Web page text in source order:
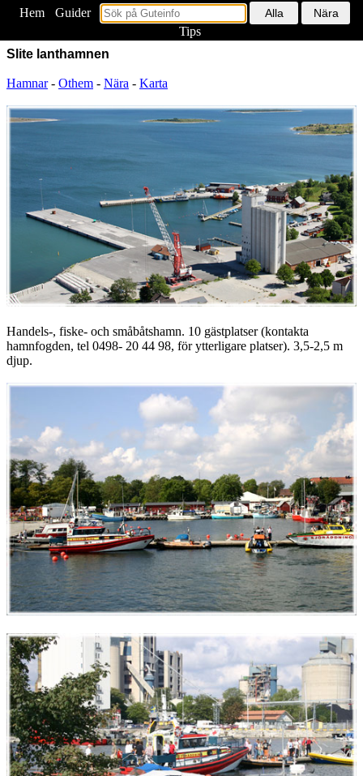
Hem
Guider
Tips
Slite lanthamnen
Hamnar- Othem - Nära - Karta
Handels-, fiske- och småbåtshamn. 10 gästplatser (kontakta
hamnfogden, tel 0498- 20 44 98, för ytterligare platser). 3,5-2,5 m
djup.